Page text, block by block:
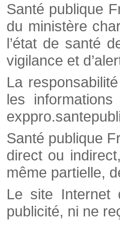
Santé publique
du ministère
l’état de santé
vigilance et
La
les
Santé publique
direct ou
même partielle,
Le site Internet
publicité, ni ne